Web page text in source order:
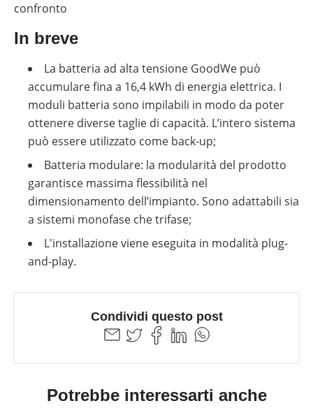
confronto
In breve
La batteria ad alta tensione GoodWe può
accumulare fina a 16,4 kWh di energia elettrica. I
moduli batteria sono impilabili in modo da poter
ottenere diverse taglie di capacità. L’intero sistema
può essere utilizzato come back-up;
Batteria modulare: la modularità del prodotto
garantisce massima flessibilità nel
dimensionamento dell’impianto. Sono adattabili sia
a sistemi monofase che trifase;
L'installazione viene eseguita in modalità plug-
and-play.
Condividi questo post
Potrebbe interessarti anche